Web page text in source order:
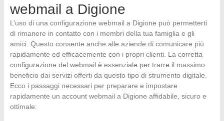
webmail a Digione
L’uso di una configurazione webmail a Digione può permetterti
di rimanere in contatto con i membri della tua famiglia e gli
amici. Questo consente anche alle aziende di comunicare più
rapidamente ed efficacemente con i propri clienti. La corretta
configurazione del webmail è essenziale per trarre il massimo
beneficio dai servizi offerti da questo tipo di strumento digitale.
Ecco i passaggi necessari per preparare e impostare
rapidamente un account webmail a Digione affidabile, sicuro e
ottimale: